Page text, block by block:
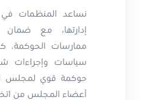
نساعد المنظمات
إدارتها، مع ضمان
ممارسات الحوكمة.
سياسات وإجراءات
حوكمة قوي لمجلس
أعضاء المجلس من